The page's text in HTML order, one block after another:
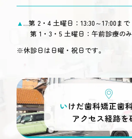
▲ …第 2・4 土曜日：13:30～17:00まで
第 1・3・5 土曜日：午前診療のみ
※休診日は日曜・祝日です。